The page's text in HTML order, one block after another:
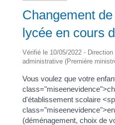
Changement
lycée en cours
Vérifié le 10/05/2022 -
administrative (Première
Vous voulez que votre
d'établissement scolaire
(déménagement, choix de